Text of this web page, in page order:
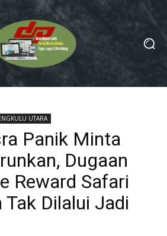
UTARA
Panik Minta
Dugaan
Reward Safari
Tak Dilalui Jadi